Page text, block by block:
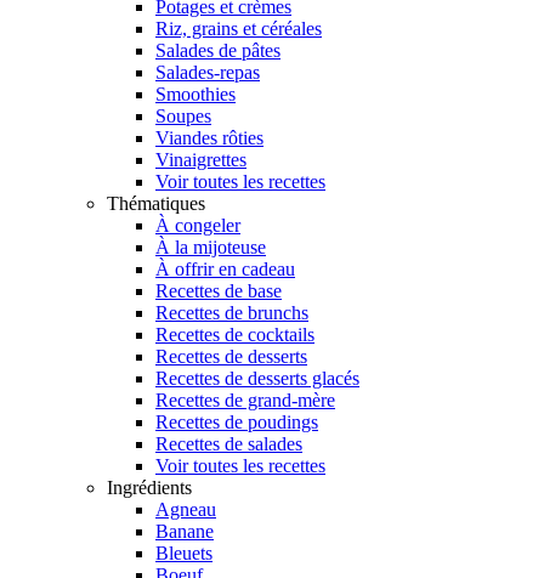
Potages et crèmes
Riz, grains et céréales
Salades de pâtes
Salades-repas
Smoothies
Soupes
Viandes rôties
Vinaigrettes
Voir toutes les recettes
Thématiques
À congeler
À la mijoteuse
À offrir en cadeau
Recettes de base
Recettes de brunchs
Recettes de cocktails
Recettes de desserts
Recettes de desserts glacés
Recettes de grand-mère
Recettes de poudings
Recettes de salades
Voir toutes les recettes
Ingrédients
Agneau
Banane
Bleuets